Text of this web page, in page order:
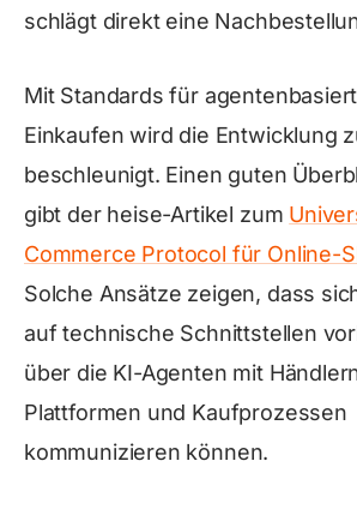
schlägt direkt eine
Mit Standards für
Einkaufen wird die Entwicklung
beschleunigt. Einen guten
gibt der heise-Artikel zum
Commerce Protocol für Online-
Solche Ansätze zeigen, dass
auf technische Schnittstellen
über die KI-Agenten mit
Plattformen und Kaufprozessen
kommunizieren können.